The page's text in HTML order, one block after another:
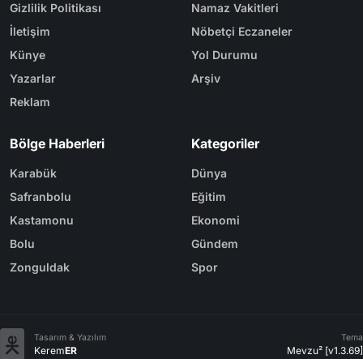
Gizlilik Politikası
İletişim
Künye
Yazarlar
Reklam
Namaz Vakitleri
Nöbetçi Eczaneler
Yol Durumu
Arşiv
Bölge Haberleri
Karabük
Safranbolu
Kastamonu
Bolu
Zonguldak
Kategoriler
Dünya
Eğitim
Ekonomi
Gündem
Spor
Tasarım & Yazılım
KeremER
Tema
Mevzu² [v1.3.69]